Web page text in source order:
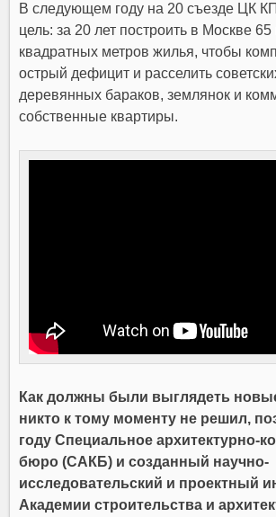
В следующем году на 20 съезде ЦК
цель: за 20 лет построить в Москве
квадратных метров жилья, чтобы
острый дефицит и расселить
деревянных бараков, землянок и
собственные квартиры.
Как должны были выглядеть
никто к тому моменту не решил,
году Специальное архитектурно-
бюро (САКБ) и созданный научно-
исследовательский и проектный
Академии строительства и